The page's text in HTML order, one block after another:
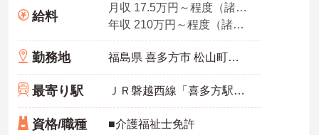
給料
月収 17.5万円～程度（諸手当込）
年収 210万円～程度（諸手当込）
勤務地 福島県 喜多方市 松山町村松字北原3656-11
最寄り駅 ＪＲ磐越西線「喜多方駅」バス・車11分
資格/職種 ■介護福祉士免許